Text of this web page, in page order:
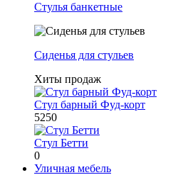
Стулья банкетные
Сиденья для стульев
Хиты продаж
Стул барный Фуд-корт
5250
Стул Бетти
0
Уличная мебель